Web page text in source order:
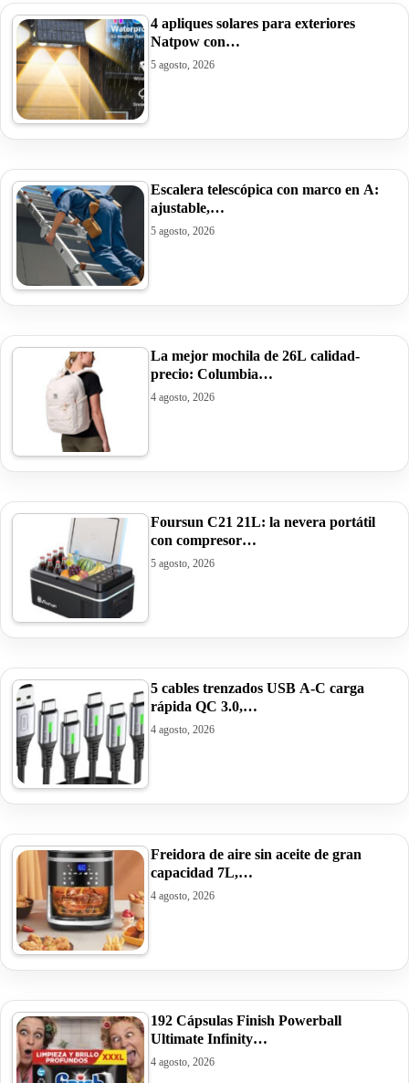
4 apliques solares para exteriores
Natpow con…
5 agosto, 2026
Escalera telescópica con marco en A:
ajustable,…
5 agosto, 2026
La mejor mochila de 26L calidad-
precio: Columbia…
4 agosto, 2026
Foursun C21 21L: la nevera portátil
con compresor…
5 agosto, 2026
5 cables trenzados USB A-C carga
rápida QC 3.0,…
4 agosto, 2026
Freidora de aire sin aceite de gran
capacidad 7L,…
4 agosto, 2026
192 Cápsulas Finish Powerball
Ultimate Infinity…
4 agosto, 2026